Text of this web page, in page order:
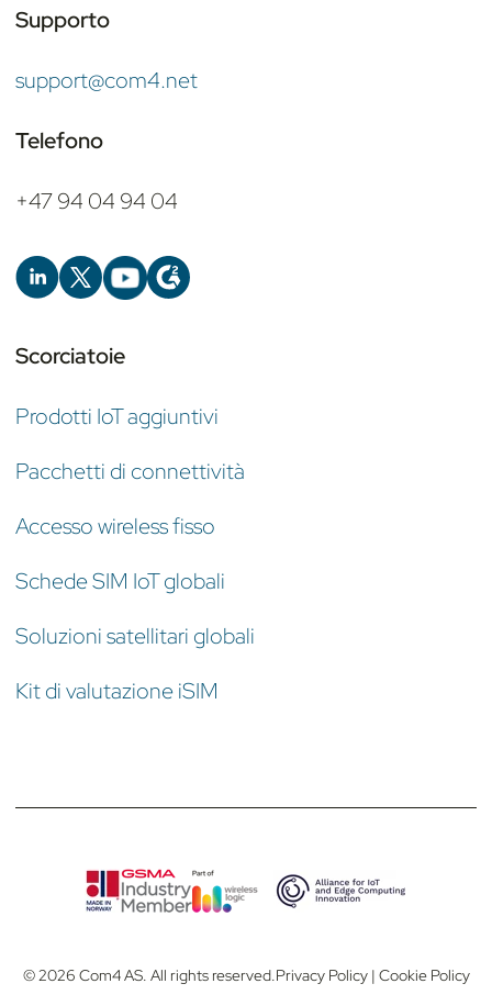
Supporto
support@com4.net
Telefono
+47 94 04 94 04
Scorciatoie
Prodotti IoT aggiuntivi
Pacchetti di connettività
Accesso wireless fisso
Schede SIM IoT globali
Soluzioni satellitari globali
Kit di valutazione iSIM
© 2026 Com4 AS. All rights reserved.Privacy Policy | Cookie Policy